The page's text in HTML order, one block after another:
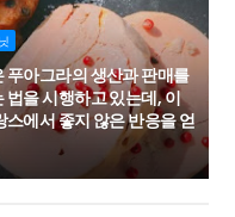
푸아그라의 생산과 판매를
법을 시행하고 있는데, 이
스에서 좋지 않은 반응을 얻